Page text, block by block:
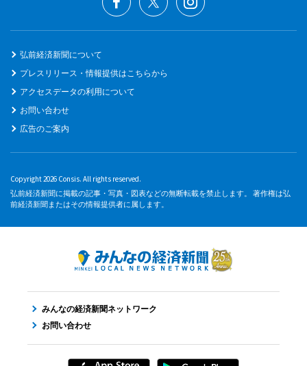
弘前経済新聞について
プレスリリース・情報提供はこちらから
アクセスデータの利用について
お問い合わせ
広告のご案内
Copyright 2026 Consis. All rights reserved.
弘前経済新聞に掲載の記事・写真・図表などの無断転載を禁止します。 著作権は弘
前経済新聞またはその情報提供者に属します。
みんなの経済新聞ネットワーク
お問い合わせ